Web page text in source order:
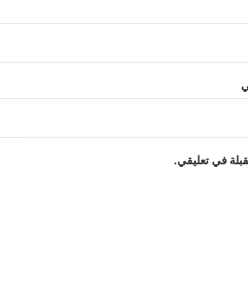
في تعليقي.